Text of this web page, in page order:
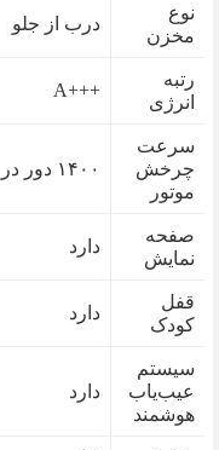
نوع
مخزن
درب از جلو
رتبه
انرژی
+++A
سرعت
چرخش
موتور
۱۴۰۰ دور در دقیقه
صفحه
نمایش
دارد
قفل
کودک
دارد
سیستم
عیب‌یاب
هوشمند
دارد